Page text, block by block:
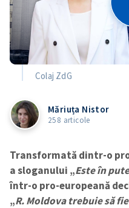
Colaj ZdG
Măriuța Nistor
258 articole
Transformată dintr-o
a sloganului „Este în
într-o pro-europeană
„R. Moldova trebuie să